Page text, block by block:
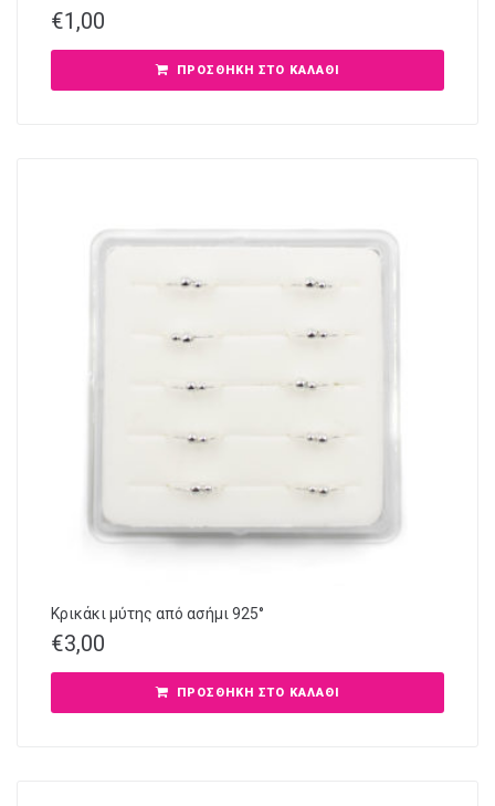
€1,00
ΠΡΟΣΘΉΚΗ ΣΤΟ ΚΑΛΆΘΙ
Κρικάκι μύτης από ασήμι 925°
€3,00
ΠΡΟΣΘΉΚΗ ΣΤΟ ΚΑΛΆΘΙ